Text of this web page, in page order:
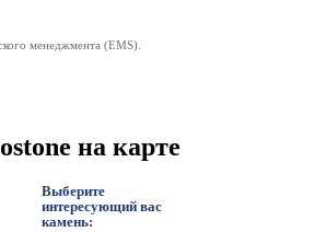
менеджмента (EMS).
на карте
Выберите
интересующий вас
камень: